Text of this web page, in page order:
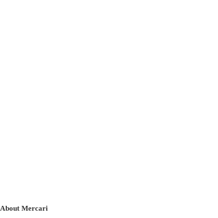
About Mercari